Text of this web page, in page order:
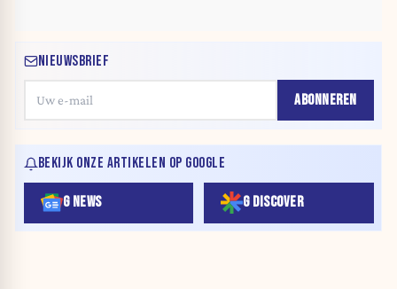
NIEUWSBRIEF
ABONNEREN
BEKIJK ONZE ARTIKELEN OP GOOGLE
G NEWS G DISCOVER